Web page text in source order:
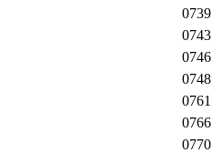
0739
0743
0746
0748
0761
0766
0770